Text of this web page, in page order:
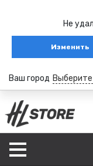
Не
Изменить
Ваш город Выберите